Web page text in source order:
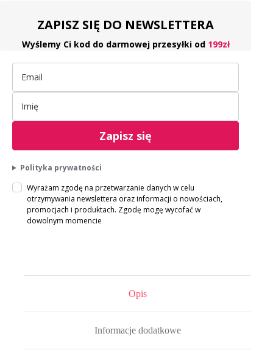
ZAPISZ SIĘ DO NEWSLETTERA
Wyślemy Ci kod do darmowej przesyłki od 199zł
Zapisz się
Polityka prywatności
Wyrażam zgodę na przetwarzanie danych w celu
otrzymywania newslettera oraz informacji o nowościach,
promocjach i produktach. Zgodę mogę wycofać w
dowolnym momencie
Opis
Informacje dodatkowe